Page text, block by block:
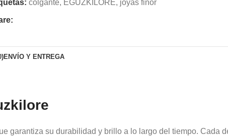
colgante, EGUZKILORE, joyas finor
ENVÍO Y ENTREGA
garantiza su durabilidad y brillo a lo largo del tiempo. Cada